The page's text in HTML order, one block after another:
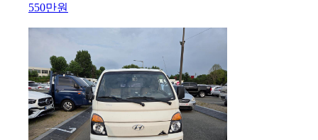
550만원